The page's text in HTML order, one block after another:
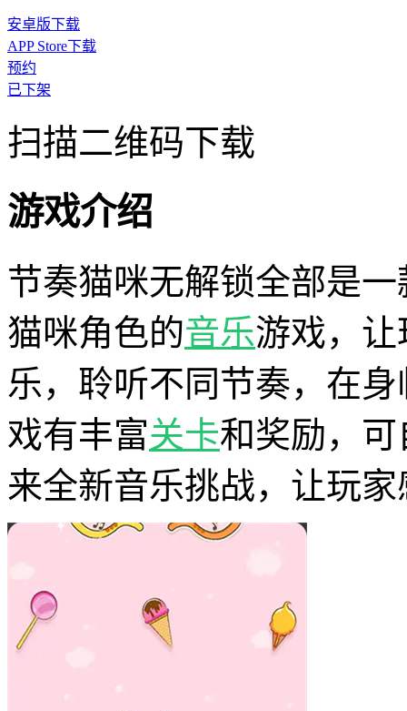
安卓版下载
APP Store下载
预约
已下架
扫描二维码下载
游戏介绍
节奏猫咪无解锁全部是
猫咪角色的音乐游戏，让
乐，聆听不同节奏，在
戏有丰富关卡和奖励，
来全新音乐挑战，让玩